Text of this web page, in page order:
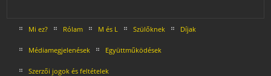
Mi ez? Rólam M és L Szülőknek Díjak
Médiamegjelenések Együttműködések
Szerzői jogok és feltételek